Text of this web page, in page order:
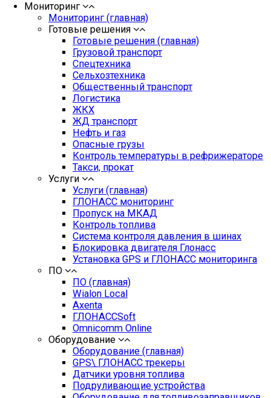
Мониторинг
Мониторинг (главная)
Готовые решения
Готовые решения (главная)
Грузовой транспорт
Спецтехника
Сельхозтехника
Общественный транспорт
Логистика
ЖКХ
ЖД транспорт
Нефть и газ
Опасные грузы
Контроль температуры в рефрижераторе
Такси, прокат
Услуги
Услуги (главная)
ГЛОНАСС мониторинг
Пропуск на МКАД
Контроль топлива
Система контроля давления в шинах
Блокировка двигателя Глонасс
Установка GPS и ГЛОНАСС мониторинга
ПО
ПО (главная)
Wialon Local
Axenta
ГЛОНАССSoft
Оmnicomm Оnline
Оборудование
Оборудование (главная)
GPS\ ГЛОНАСС трекеры
Датчики уровня топлива
Подруливающие устройства